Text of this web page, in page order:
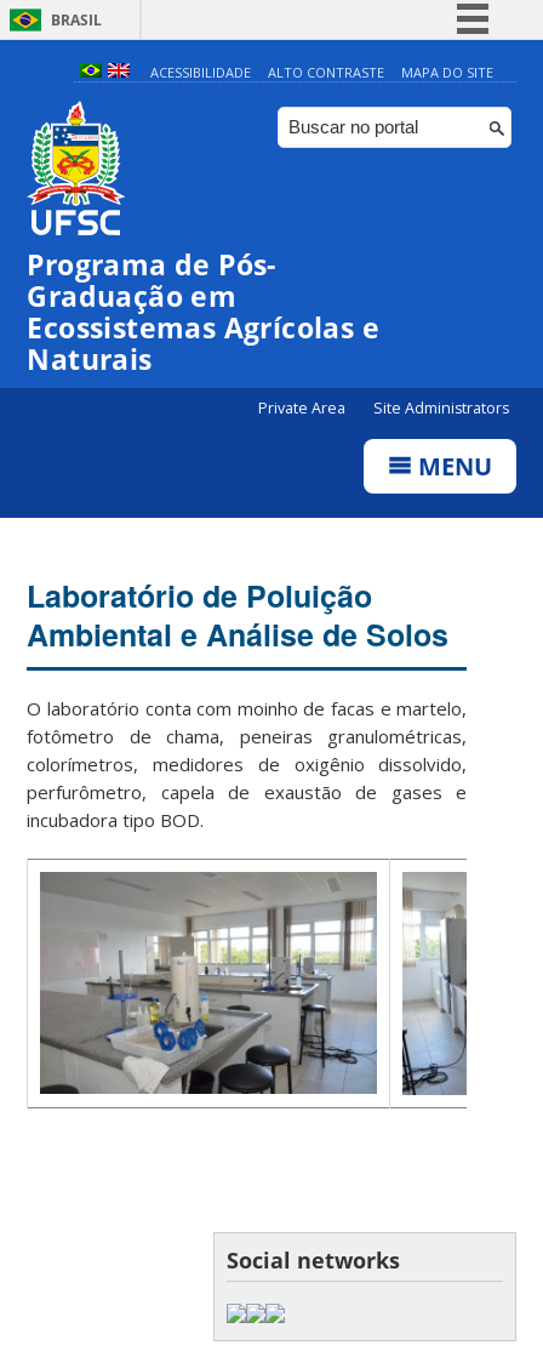
BRASIL
Simplifique!
Comunica BR
Participe
ACESSIBILIDADE ALTO CONTRASTE MAPA DO SITE
Programa de Pós-
Graduação em
Ecossistemas Agrícolas e
Naturais
Private Area Site Administrators
MENU
Laboratório de Poluição
Ambiental e Análise de Solos
O laboratório conta com moinho de facas e martelo,
fotômetro de chama, peneiras granulométricas,
colorímetros, medidores de oxigênio dissolvido,
perfurômetro, capela de exaustão de gases e
incubadora tipo BOD.
Social networks